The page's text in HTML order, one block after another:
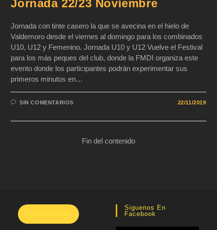
Jornada 22/23 Noviembre
Jornada con tinte casero la que se avecina en el hielo de
Valdemoro desde el viernes al domingo para los combinados
U10, U12 y Femenino. Jornada U10 y U12 Vuelve el Festival
para los más peques del club, donde la FMDI organiza este
evento donde los participantes podrán experimentar sus
primeros minutos en…
SIN COMENTARIOS 22/11/2019
Fin del contenido
Siguenos En
Facebook